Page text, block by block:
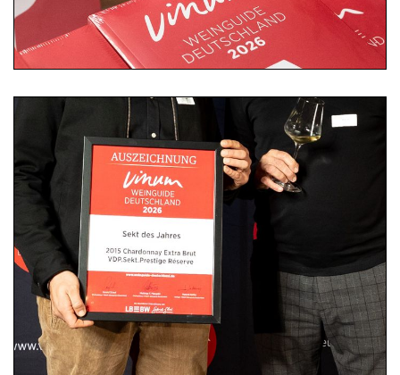
FAQ
Champions-Dinner
04.11.2025 | Eltville am Rhein
VINUM Weinguide Deutschland 2026 | Die
Gewinner